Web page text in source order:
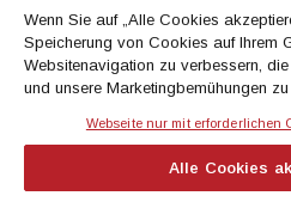
© Cachalot Media House
Kontakt
Impressum
Wenn Sie auf „Alle Cookies
Speicherung von Cookies auf Ihrem
Websitenavigation zu verbessern,
und unsere Marketingbemühungen zu
Webseite nur mit erforderlichen
Alle Cookies